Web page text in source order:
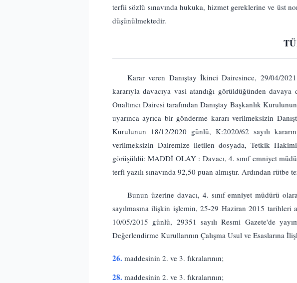
terfii sözlü sınavında hukuka, hizmet gereklerine ve üst
düşünülmektedir.
Karar veren Danıştay İkinci Dairesince, 29/04/
kararıyla davacıya vasi atandığı görüldüğünden
Onaltıncı Dairesi tarafından Danıştay Başkanlık
uyarınca ayrıca bir gönderme kararı verilmeksizin
Kurulunun 18/12/2020 günlü, K:2020/62 sayılı
verilmeksizin Dairemize iletilen dosyada, Tetkik
görüşüldü: MADDİ OLAY : Davacı, 4. sınıf emniyet
terfi yazılı sınavında 92,50 puan almıştır. Ardından rütbe
Bunun üzerine davacı, 4. sınıf emniyet müdürü
sayılmasına ilişkin işlemin, 25-29 Haziran 2015 tarihleri
10/05/2015 günlü, 29351 sayılı Resmi Gazete'de
Değerlendirme Kurullarının Çalışma Usul ve Esaslarına
26. maddesinin 2. ve 3. fıkralarının;
28. maddesinin 2. ve 3. fıkralarının;